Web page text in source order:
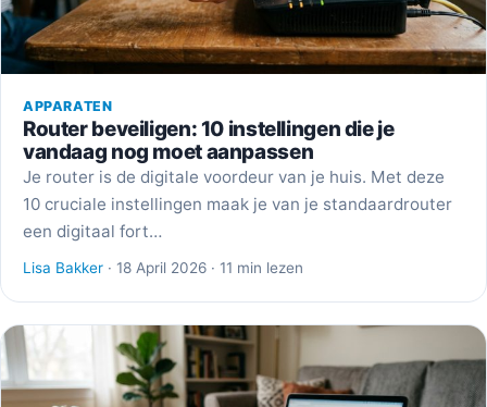
APPARATEN
Router beveiligen: 10 instellingen die je
vandaag nog moet aanpassen
Je router is de digitale voordeur van je huis. Met deze
10 cruciale instellingen maak je van je standaardrouter
een digitaal fort…
Lisa Bakker · 18 April 2026 · 11 min lezen